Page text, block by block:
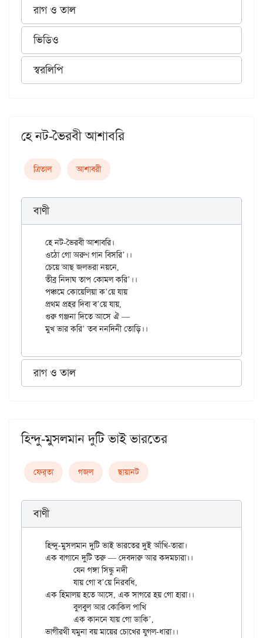
রাগ ও তাল
ভিডিও
স্বরলিপি
হে নট-ভৈরবী আশাবরি
ত্রিতাল আশাবরী
বাণী
হে নট-ভৈরবী আশাবরি।
ওঠো গো অরুণ গান বিসরি’।।
চেয়ে আছ জলভরা নয়নে,
তীব্র নিদাঘ তাপ কোমল করি’।।
পঞ্চমে কোয়েলিয়া ক’য়ে যায়
প্রথম প্রহর দিবা ব’য়ে যায়,
গুরু গঞ্জনা দিতে আসে ঐ —
রাগ ও তাল
হিন্দু-মুসলমান দুটি ভাই ভারতের
ফের্‌তা গজল ছায়ানট
বাণী
হিন্দু-মুসলমান দুটি ভাই ভারতের দুই আঁখি-তারা।
এক বাগানে দুটি তরু — দেবদারু আর কদমচারা।।
	যায় গো ব’য়ে নিরবধি,
এক হিমালয় হতে আসে, এক সাগরে হয় গো হারা।।
	বুলবুল আর কোকিল পাখি
ভাগীরথী যমুনা বয় মায়ের চোখের যুগল-ধারা।।